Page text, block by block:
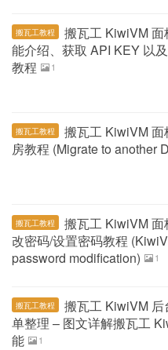
搬瓦工教程
搬瓦工 KiwiVM 面
能介绍、获取 API KEY 以
教程
1
搬瓦工教程
搬瓦工 KiwiVM 面
房教程 (Migrate to another
搬瓦工教程
搬瓦工 KiwiVM 面
改密码/设置密码教程
password modification)
1
搬瓦工教程
搬瓦工 KiwiVM 后
单整理 – 图文详解搬瓦工
能
1